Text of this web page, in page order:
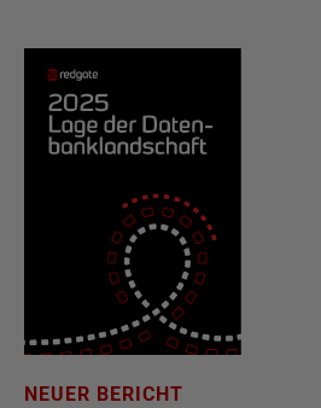
NEUER BERICHT